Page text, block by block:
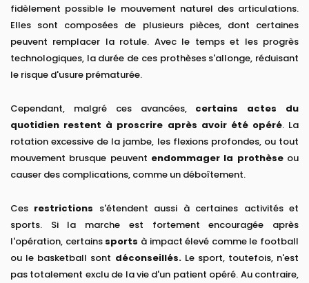
fidèlement possible le mouvement naturel des articulations.
Elles sont composées de plusieurs pièces, dont certaines
peuvent remplacer la rotule. Avec le temps et les progrès
technologiques, la durée de ces prothèses s'allonge, réduisant
le risque d'usure prématurée.
Cependant, malgré ces avancées, certains actes du
quotidien restent à proscrire après avoir été opéré. La
rotation excessive de la jambe, les flexions profondes, ou tout
mouvement brusque peuvent endommager la prothèseou
causer des complications, comme un déboîtement.
Ces restrictions s'étendent aussi à certaines activités et
sports. Si la marche est fortement encouragée après
l'opération, certains sports à impact élevé comme le football
ou le basketball sont déconseillés.Le sport, toutefois, n'est
pas totalement exclu de la vie d'un patient opéré. Au contraire,